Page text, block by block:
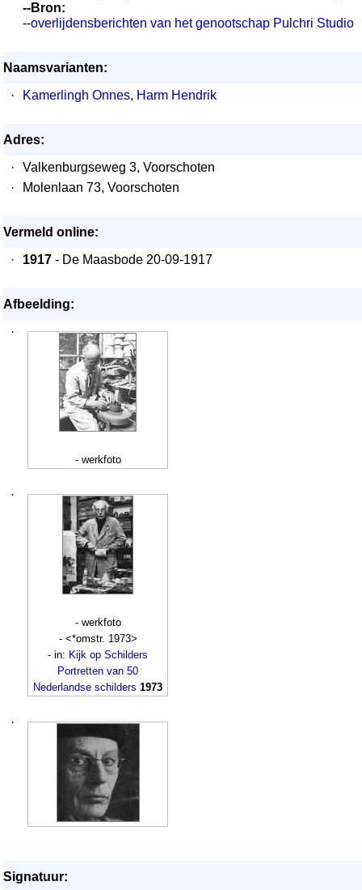
--Bron:
--overlijdensberichten van het genootschap Pulchri Studio
Naamsvarianten:
·
Kamerlingh Onnes, Harm Hendrik
Adres:
·
Valkenburgseweg 3, Voorschoten
·
Molenlaan 73, Voorschoten
Vermeld online:
·
1917 - De Maasbode 20-09-1917
Afbeelding:
·
- werkfoto
·
- werkfoto
- <*omstr. 1973>
- in: Kijk op Schilders
Portretten van 50
Nederlandse schilders 1973
·
Signatuur: